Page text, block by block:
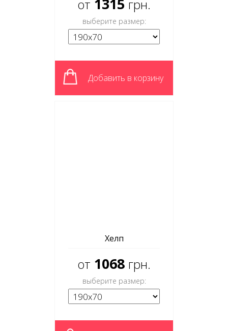
от грн.
выберите размер:
Добавить в корзину
Хелп
от 1068 грн.
выберите размер: